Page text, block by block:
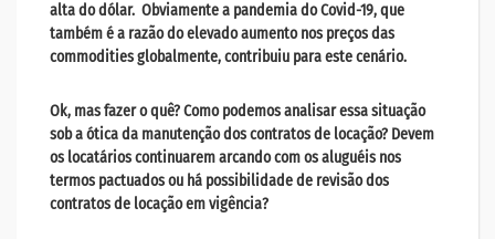
alta do dólar. Obviamente a pandemia do Covid-19, que
também é a razão do elevado aumento nos preços das
commodities globalmente, contribuiu para este cenário.
Ok, mas fazer o quê? Como podemos analisar essa situação
sob a ótica da manutenção dos contratos de locação? Devem
os locatários continuarem arcando com os aluguéis nos
termos pactuados ou há possibilidade de revisão dos
contratos de locação em vigência?